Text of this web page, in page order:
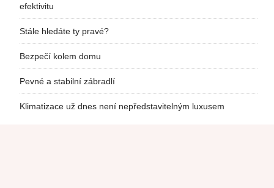
efektivitu
Stále hledáte ty pravé?
Bezpečí kolem domu
Pevné a stabilní zábradlí
Klimatizace už dnes není nepředstavitelným luxusem